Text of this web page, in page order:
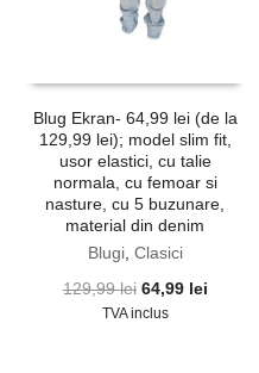
Blug Ekran- 64,99 lei (de la
129,99 lei); model slim fit,
usor elastici, cu talie
normala, cu femoar si
nasture, cu 5 buzunare,
material din denim
Blugi, Clasici
129,99lei Prețul
inițial
64,99 leiPrețul
TVA inclus